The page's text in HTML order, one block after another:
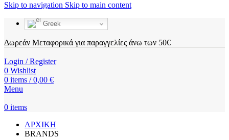
Skip to navigation Skip to main content
Greek
Δωρεάν Μεταφορικά για παραγγελίες άνω των 50€
Login / Register
0 Wishlist
0 items / 0,00 €
Menu
0 items
ΑΡΧΙΚΗ
BRANDS